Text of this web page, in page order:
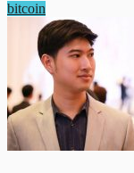
bitcoin